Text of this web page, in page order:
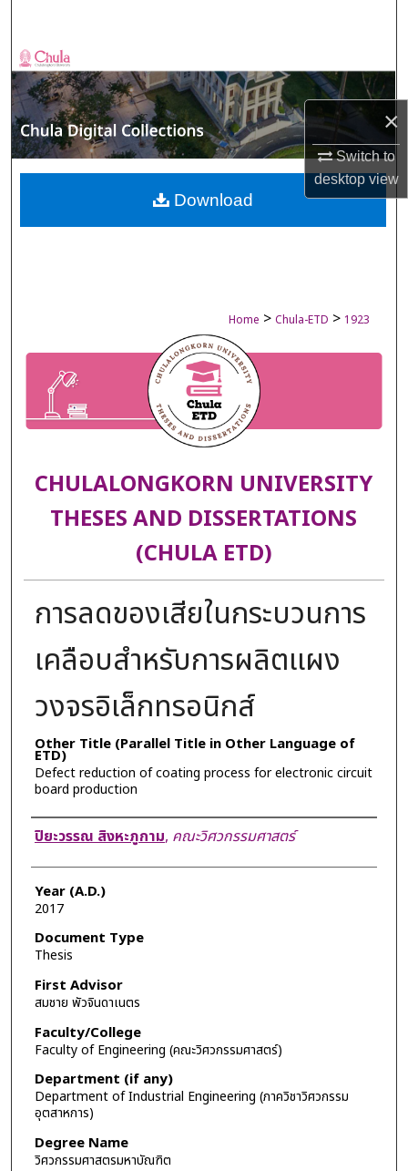
×
Switch to
desktopview
Browse Collections
My Account
About
Digital Commons Network™
Home > Chula-ETD > 1923
CHULALONGKORN UNIVERSITY
THESES AND DISSERTATIONS
(CHULA ETD)
การลดของเสียในกระบวนการ
เคลือบสำหรับการผลิตแผง
วงจรอิเล็กทรอนิกส์
Other Title (Parallel Title in Other Language of
ETD)
Defect reduction of coating process for electronic circuit
board production
Author
ปิยะวรรณ สิงหะภูกาม, คณะวิศวกรรมศาสตร์
Year (A.D.)
2017
Document Type
Thesis
First Advisor
สมชาย พัวจินดาเนตร
Faculty/College
Faculty of Engineering (คณะวิศวกรรมศาสตร์)
Department (if any)
Department of Industrial Engineering (ภาควิชาวิศวกรรม
อุตสาหการ)
Degree Name
วิศวกรรมศาสตรมหาบัณฑิต
Download